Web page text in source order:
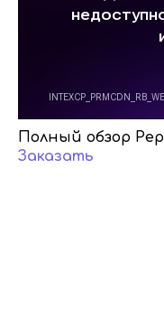
Полный обзор
Заказать